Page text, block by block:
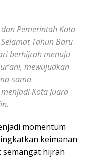
Pemerintah Kota
Tahun Baru
berhijrah menuju
mewujudkan
sama
Kota Juara
momentum
keimanan
semangat hijrah